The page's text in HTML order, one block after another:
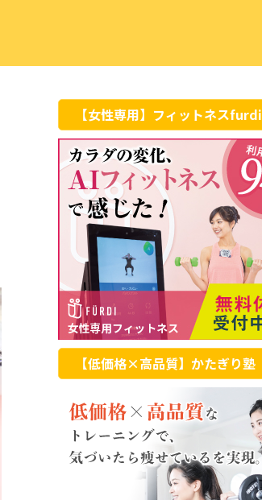
【女性専用】フィットネスfurdi
【低価格×高品質】かたぎり塾